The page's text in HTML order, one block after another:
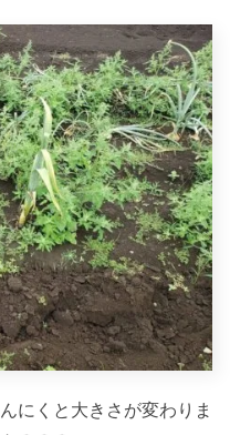
にくと大きさが変わりま